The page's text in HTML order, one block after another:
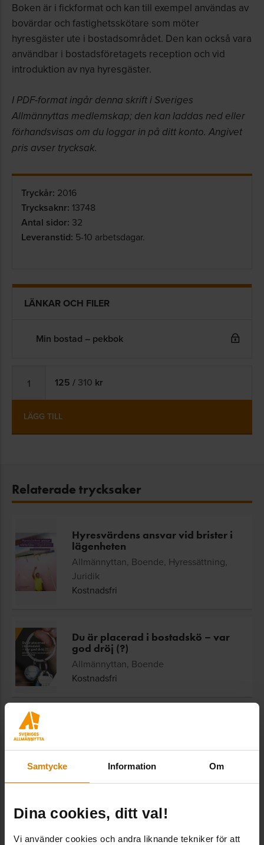
Samtycke Information Om
Dina cookies, ditt val!
Vi använder cookies och andra liknande tekniker för att
Boken är i fickformat och kan till exempel användas av
bovärdar och fastighetsskötare som möter
hyresgäster ute i bostadsområdet. Den kan också vara
användbar i bostadsföretagets reception och vid
introduktion av nya hyresgäster.
I PDF-format ingår denna skrift i Sveriges
Allmännyttas medlemskap; den kan laddas ned eller
förhandsvisas om du loggar in på ditt konto. Angivet
pris avser trycksak.
Tryckår: 2016
Trycksaknr: 13748
Antal sidor: 32
Leveranstid: 5-10 arbetsdagar.
LÄNKAR OCH FILER
Min bostad – pekbok
125 / 310 kr
LÄGG TILL
Relaterade trycksaker
Hyresvärdens ansvar vid brister i
lägenheten
Allmännyttan, Boende, Hyressättning,
Juridik
Kostnadsfri
Du är placerad i bostadskö – var
god dröj (?)
Allmännyttan, Boende
Kostnadsfri
Frågor?
Kundtjänst
Vaktmästeriet och tar bland annat hand om
beställningar och kundtjänstfrågor i vår webbshop.
vaktmasteri@sverigesallmannytta.se